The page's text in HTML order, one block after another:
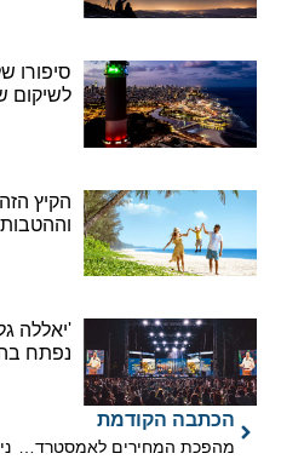
סיפורו
לשיקום
הקיץ
'יאללה
נפתח
הכתבה הקודמת